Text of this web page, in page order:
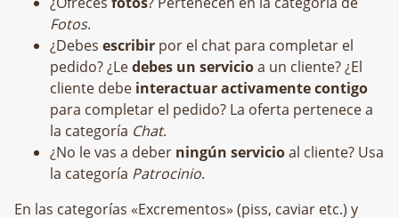
Fotos.
¿Debes escribir por el chat para completar el
pedido? ¿Ledebes un servicioa un cliente? ¿El
cliente debe interactuar activamente contigo
para completar el pedido? La oferta pertenece a
la categoría Chat.
¿No le vas a deber ningún servicioal cliente? Usa
la categoría Patrocinio.
En las categorías «Excrementos» (piss, caviar etc.) y